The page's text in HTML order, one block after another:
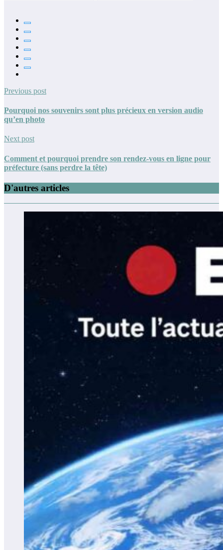
Previous post
Pourquoi nos souvenirs sont plus précieux en version audio
qu’en photo
Next post
Comment et pourquoi prendre son rendez-vous en ligne pour
préfecture (sans perdre la tête)
D'autres articles